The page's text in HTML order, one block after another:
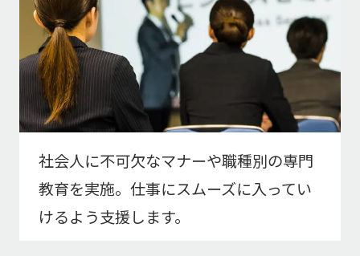
社会人に不可欠なマナーや職種別の専門
教育を実施。仕事にスムーズに入ってい
けるよう支援します。